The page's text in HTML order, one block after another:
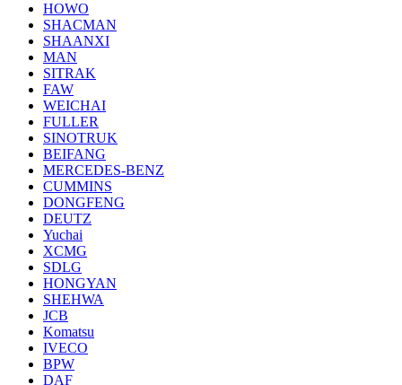
HOWO
SHACMAN
SHAANXI
MAN
SITRAK
FAW
WEICHAI
FULLER
SINOTRUK
BEIFANG
MERCEDES-BENZ
CUMMINS
DONGFENG
DEUTZ
Yuchai
XCMG
SDLG
HONGYAN
SHEHWA
JCB
Komatsu
IVECO
BPW
DAF